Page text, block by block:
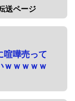
送ページ
喧嘩売って
ｗｗｗｗｗ